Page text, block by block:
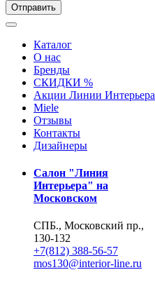
Отправить
Каталог
О нас
Бренды
СКИДКИ %
Акции Линии Интерьера
Miele
Отзывы
Контакты
Дизайнеры
Салон "Линия
Интерьера" на
Московском
СПБ., Московский пр.,
130-132
+7(812) 388-56-57
mos130@interior-line.ru